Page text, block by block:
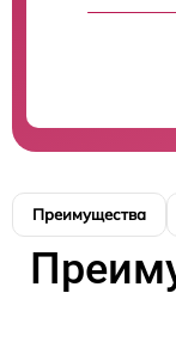
Преимущества